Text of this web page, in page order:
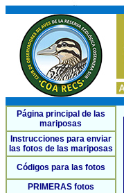
Página principal de las
mariposas
Instrucciones para enviar
las fotos de las mariposas
Códigos para las fotos
PRIMERAS fotos